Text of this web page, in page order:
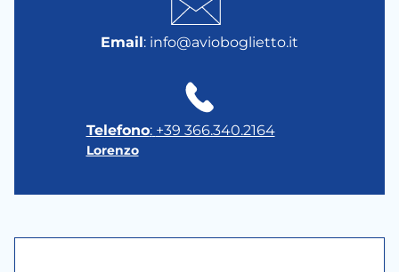
Email: info@avioboglietto.it
Telefono: +39 366.340.2164
Lorenzo